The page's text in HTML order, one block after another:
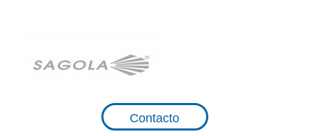
Contacto